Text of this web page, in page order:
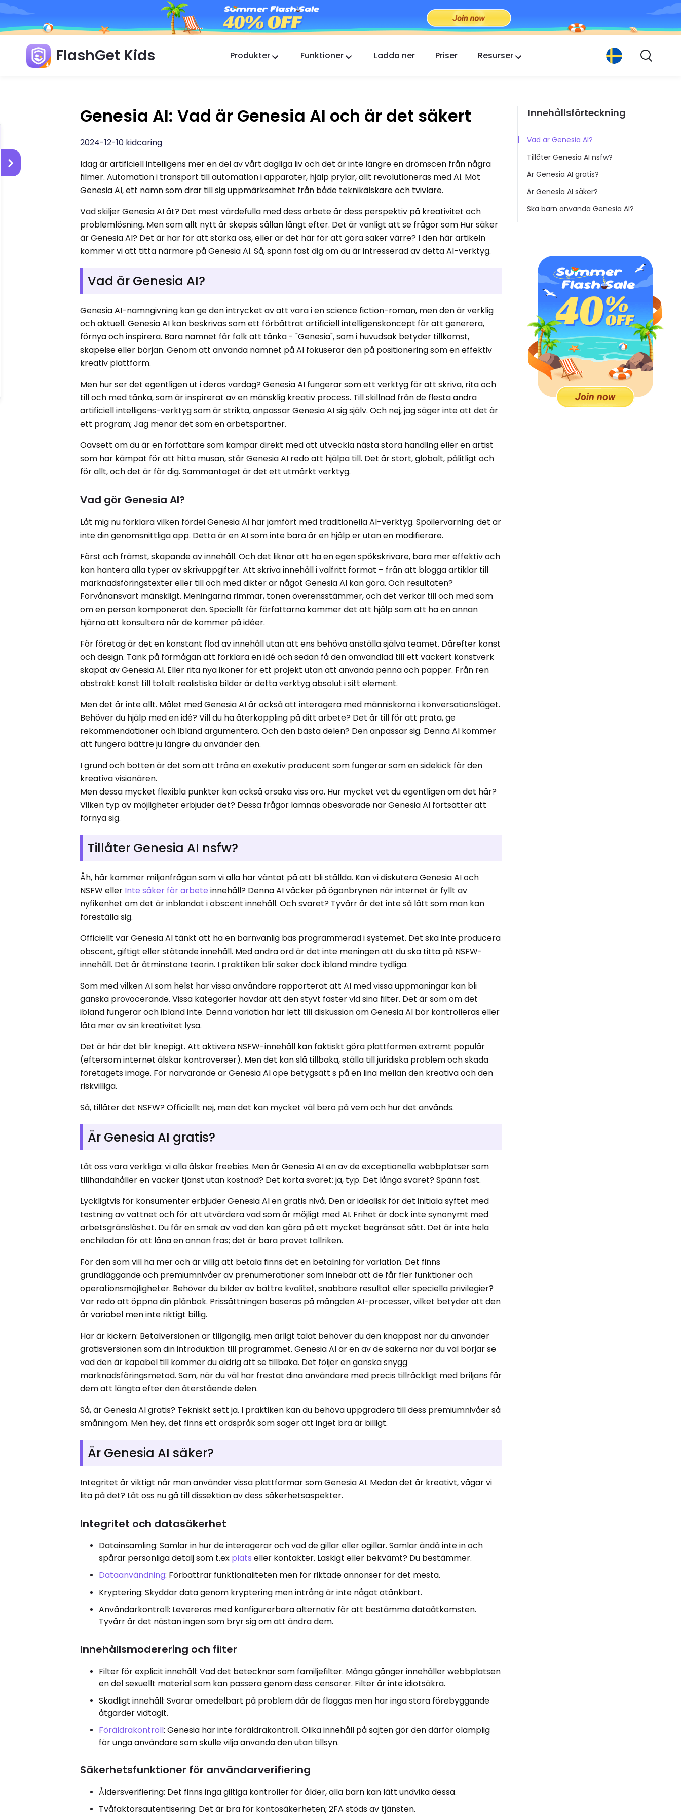
FlashGet Kids Produkter
FlashGet Finder
Funktioner Ladda ner Priser Resurser
Genesia AI: Vad är Genesia AI och är det säkert
2024-12-10 kidcaring
Idag är artificiell intelligens mer en del av vårt dagliga liv och det är inte längre en drömscen från några
filmer. Automation i transport till automation i apparater, hjälp prylar, allt revolutioneras med AI. Möt
Genesia AI, ett namn som drar till sig uppmärksamhet från både teknikälskare och tvivlare.
Vad skiljer Genesia AI åt? Det mest värdefulla med dess arbete är dess perspektiv på kreativitet och
problemlösning. Men som allt nytt är skepsis sällan långt efter. Det är vanligt att se frågor som Hur säker
är Genesia AI? Det är här för att stärka oss, eller är det här för att göra saker värre? I den här artikeln
kommer vi att titta närmare på Genesia AI. Så, spänn fast dig om du är intresserad av detta AI-verktyg.
Vad är Genesia AI?
Genesia AI-namngivning kan ge den intrycket av att vara i en science fiction-roman, men den är verklig
och aktuell. Genesia AI kan beskrivas som ett förbättrat artificiell intelligenskoncept för att generera,
förnya och inspirera. Bara namnet får folk att tänka - "Genesia", som i huvudsak betyder tillkomst,
skapelse eller början. Genom att använda namnet på AI fokuserar den på positionering som en effektiv
kreativ plattform.
Men hur ser det egentligen ut i deras vardag? Genesia AI fungerar som ett verktyg för att skriva, rita och
till och med tänka, som är inspirerat av en mänsklig kreativ process. Till skillnad från de flesta andra
artificiell intelligens-verktyg som är strikta, anpassar Genesia AI sig själv. Och nej, jag säger inte att det är
ett program; Jag menar det som en arbetspartner.
Oavsett om du är en författare som kämpar direkt med att utveckla nästa stora handling eller en artist
som har kämpat för att hitta musan, står Genesia AI redo att hjälpa till. Det är stort, globalt, pålitligt och
för allt, och det är för dig. Sammantaget är det ett utmärkt verktyg.
Vad gör Genesia AI?
Låt mig nu förklara vilken fördel Genesia AI har jämfört med traditionella AI-verktyg. Spoilervarning: det är
inte din genomsnittliga app. Detta är en AI som inte bara är en hjälp er utan en modifierare.
Först och främst, skapande av innehåll. Och det liknar att ha en egen spökskrivare, bara mer effektiv och
kan hantera alla typer av skrivuppgifter. Att skriva innehåll i valfritt format – från att blogga artiklar till
marknadsföringstexter eller till och med dikter är något Genesia AI kan göra. Och resultaten?
Förvånansvärt mänskligt. Meningarna rimmar, tonen överensstämmer, och det verkar till och med som
om en person komponerat den. Speciellt för författarna kommer det att hjälp som att ha en annan
hjärna att konsultera när de kommer på idéer.
För företag är det en konstant flod av innehåll utan att ens behöva anställa själva teamet. Därefter konst
och design. Tänk på förmågan att förklara en idé och sedan få den omvandlad till ett vackert konstverk
skapat av Genesia AI. Eller rita nya ikoner för ett projekt utan att använda penna och papper. Från ren
abstrakt konst till totalt realistiska bilder är detta verktyg absolut i sitt element.
Men det är inte allt. Målet med Genesia AI är också att interagera med människorna i konversationsläget.
Behöver du hjälp med en idé? Vill du ha återkoppling på ditt arbete? Det är till för att prata, ge
rekommendationer och ibland argumentera. Och den bästa delen? Den anpassar sig. Denna AI kommer
att fungera bättre ju längre du använder den.
I grund och botten är det som att träna en exekutiv producent som fungerar som en sidekick för den
kreativa visionären.
Men dessa mycket flexibla punkter kan också orsaka viss oro. Hur mycket vet du egentligen om det här?
Vilken typ av möjligheter erbjuder det? Dessa frågor lämnas obesvarade när Genesia AI fortsätter att
förnya sig.
Tillåter Genesia AI nsfw?
Åh, här kommer miljonfrågan som vi alla har väntat på att bli ställda. Kan vi diskutera Genesia AI och
NSFW eller Inte säker för arbete innehåll? Denna AI väcker på ögonbrynen när internet är fyllt av
nyfikenhet om det är inblandat i obscent innehåll. Och svaret? Tyvärr är det inte så lätt som man kan
föreställa sig.
Officiellt var Genesia AI tänkt att ha en barnvänlig bas programmerad i systemet. Det ska inte producera
obscent, giftigt eller stötande innehåll. Med andra ord är det inte meningen att du ska titta på NSFW-
innehåll. Det är åtminstone teorin. I praktiken blir saker dock ibland mindre tydliga.
Som med vilken AI som helst har vissa användare rapporterat att AI med vissa uppmaningar kan bli
ganska provocerande. Vissa kategorier hävdar att den styvt fäster vid sina filter. Det är som om det
ibland fungerar och ibland inte. Denna variation har lett till diskussion om Genesia AI bör kontrolleras eller
låta mer av sin kreativitet lysa.
Det är här det blir knepigt. Att aktivera NSFW-innehåll kan faktiskt göra plattformen extremt populär
(eftersom internet älskar kontroverser). Men det kan slå tillbaka, ställa till juridiska problem och skada
företagets image. För närvarande är Genesia AI ope betygsätt s på en lina mellan den kreativa och den
riskvilliga.
Så, tillåter det NSFW? Officiellt nej, men det kan mycket väl bero på vem och hur det används.
Är Genesia AI gratis?
Låt oss vara verkliga: vi alla älskar freebies. Men är Genesia AI en av de exceptionella webbplatser som
tillhandahåller en vacker tjänst utan kostnad? Det korta svaret: ja, typ. Det långa svaret? Spänn fast.
Lyckligtvis för konsumenter erbjuder Genesia AI en gratis nivå. Den är idealisk för det initiala syftet med
testning av vattnet och för att utvärdera vad som är möjligt med AI. Frihet är dock inte synonymt med
arbetsgränslöshet. Du får en smak av vad den kan göra på ett mycket begränsat sätt. Det är inte hela
enchiladan för att låna en annan fras; det är bara provet tallriken.
För den som vill ha mer och är villig att betala finns det en betalning för variation. Det finns
grundläggande och premiumnivåer av prenumerationer som innebär att de får fler funktioner och
operationsmöjligheter. Behöver du bilder av bättre kvalitet, snabbare resultat eller speciella privilegier?
Var redo att öppna din plånbok. Prissättningen baseras på mängden AI-processer, vilket betyder att den
är variabel men inte riktigt billig.
Här är kickern: Betalversionen är tillgänglig, men ärligt talat behöver du den knappast när du använder
gratisversionen som din introduktion till programmet. Genesia AI är en av de sakerna när du väl börjar se
vad den är kapabel till kommer du aldrig att se tillbaka. Det följer en ganska snygg
marknadsföringsmetod. Som, när du väl har frestat dina användare med precis tillräckligt med briljans får
dem att längta efter den återstående delen.
Så, är Genesia AI gratis? Tekniskt sett ja. I praktiken kan du behöva uppgradera till dess premiumnivåer så
småningom. Men hey, det finns ett ordspråk som säger att inget bra är billigt.
Är Genesia AI säker?
Integritet är viktigt när man använder vissa plattformar som Genesia AI. Medan det är kreativt, vågar vi
lita på det? Låt oss nu gå till dissektion av dess säkerhetsaspekter.
Integritet och datasäkerhet
Datainsamling: Samlar in hur de interagerar och vad de gillar eller ogillar. Samlar ändå inte in och
spårar personliga detalj som t.ex plats eller kontakter. Läskigt eller bekvämt? Du bestämmer.
Dataanvändning: Förbättrar funktionaliteten men för riktade annonser för det mesta.
Kryptering: Skyddar data genom kryptering men intrång är inte något otänkbart.
Användarkontroll: Levereras med konfigurerbara alternativ för att bestämma dataåtkomsten.
Tyvärr är det nästan ingen som bryr sig om att ändra dem.
Innehållsmoderering och filter
Filter för explicit innehåll: Vad det betecknar som familjefilter. Många gånger innehåller webbplatsen
en del sexuellt material som kan passera genom dess censorer. Filter är inte idiotsäkra.
Skadligt innehåll: Svarar omedelbart på problem där de flaggas men har inga stora förebyggande
åtgärder vidtagit.
Föräldrakontroll: Genesia har inte föräldrakontroll. Olika innehåll på sajten gör den därför olämplig
för unga användare som skulle vilja använda den utan tillsyn.
Säkerhetsfunktioner för användarverifiering
Åldersverifiering: Det finns inga giltiga kontroller för ålder, alla barn kan lätt undvika dessa.
Tvåfaktorsautentisering: Det är bra för kontosäkerheten; 2FA stöds av tjänsten.
Innehållsförteckning
Vad är Genesia AI?
Tillåter Genesia AI nsfw?
Är Genesia AI gratis?
Är Genesia AI säker?
Ska barn använda Genesia AI?